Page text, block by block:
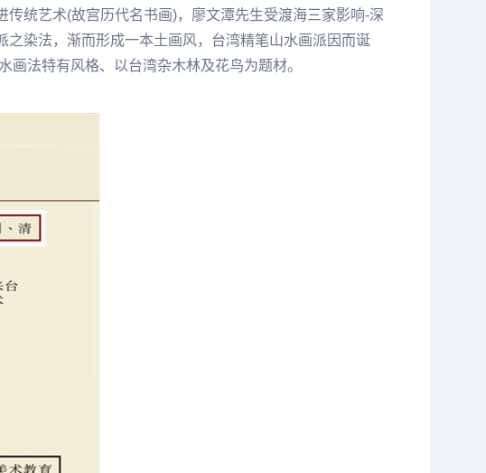
统艺术(故宫历代名书画)，廖文潭先生受渡海三家影响-深
之染法，渐而形成一本土画风，台湾精笔山水画派因而诞
法特有风格、以台湾杂木林及花鸟为题材。